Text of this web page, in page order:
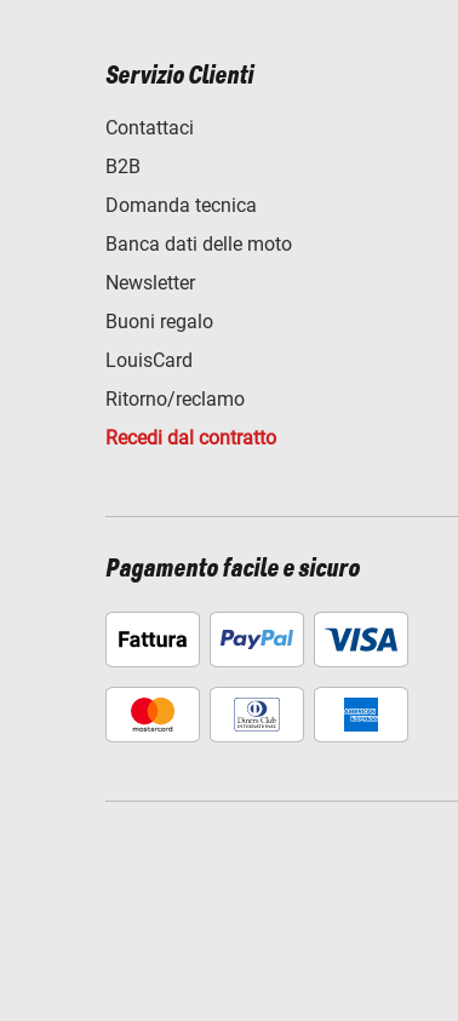
Servizio Clienti
Contattaci
B2B
Domanda tecnica
Banca dati delle moto
Newsletter
Buoni regalo
LouisCard
Ritorno/reclamo
Recedi dal contratto
Pagamento facile e sicuro